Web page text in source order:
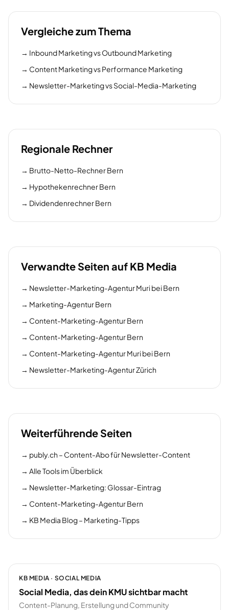
Vergleiche zum Thema
→ Inbound Marketing vs Outbound Marketing
→ Content Marketing vs Performance Marketing
→ Newsletter-Marketing vs Social-Media-Marketing
Regionale Rechner
→ Brutto-Netto-Rechner Bern
→ Hypothekenrechner Bern
→ Dividendenrechner Bern
Verwandte Seiten auf KB Media
→ Newsletter-Marketing-Agentur Muri bei Bern
→ Marketing-Agentur Bern
→ Content-Marketing-Agentur Bern
→ Content-Marketing-Agentur Bern
→ Content-Marketing-Agentur Muri bei Bern
→ Newsletter-Marketing-Agentur Zürich
Weiterführende Seiten
→ publy.ch – Content-Abo für Newsletter-Content
→ Alle Tools im Überblick
→ Newsletter-Marketing: Glossar-Eintrag
→ Content-Marketing-Agentur Bern
→ KB Media Blog – Marketing-Tipps
KB MEDIA · SOCIAL MEDIA
Social Media, das dein KMU sichtbar macht
Content-Planung, Erstellung und Community